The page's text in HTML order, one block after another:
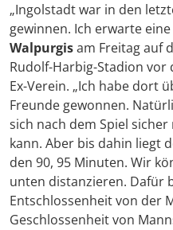
„Ingolstadt war in den
gewinnen. Ich erwarte
Walpurgisam Freitag auf
Rudolf-Harbig-Stadion vor
Ex-Verein. „Ich habe dort
Freunde gewonnen.
sich nach dem Spiel
kann. Aber bis dahin liegt
den 90, 95 Minuten. Wir
unten distanzieren. Dafür
Entschlossenheit von der
Geschlossenheit von